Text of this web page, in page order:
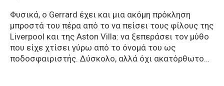
Φυσικά, ο Gerrard έχει και μια ακόμη πρόκληση
μπροστά του πέρα από το να πείσει τους φίλους της
Liverpool και της Aston Villa: να ξεπεράσει τον μύθο
που είχε χτίσει γύρω από το όνομά του ως
ποδοσφαιριστής. Δύσκολο, αλλά όχι ακατόρθωτο…